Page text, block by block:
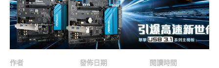
作者
發佈日期
閱讀時間